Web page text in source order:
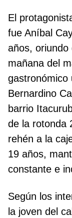
El
fue Aníbal
años, oriundo
mañana del
gastronómico
Bernardino
barrio
de la rotonda
rehén a la
19 años,
constante e
Según los
la joven del